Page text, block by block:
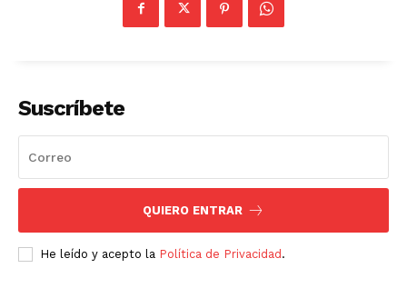
Suscríbete
QUIERO ENTRAR
He leído y acepto la Política de Privacidad.